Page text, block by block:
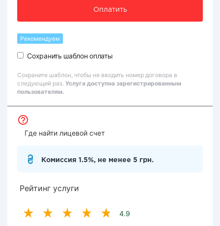
Оплатить
Рекомендуем
Сохранить шаблон оплаты
Сохраните шаблон, чтобы не вводить номер договора в
следующий раз. Услуга доступна зарегистрированным
пользователям.
Где найти лицевой счет
Комиссия 1.5%, не менее 5 грн.
Рейтинг услуги
4.9